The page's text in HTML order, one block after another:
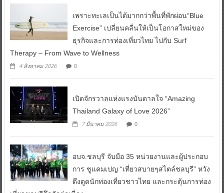
เพราะทะเลเป็นได้มากกว่าพื้นที่พักผ่อน“Blue
Exercise” เปลี่ยนคลื่นให้เป็นโอกาสใหม่ของ
ธุรกิจและการท่องเที่ยวไทย ไปกับ Surf
Therapy – From Wave to Wellness
4 สิงหาคม 2026 0
เปิดจักรวาลแห่งแรงบันดาลใจ “Amazing
Thailand Galaxy of Love 2026”
7 มีนาคม 2026 0
อบจ.ชลบุรี จับมือ 35 หน่วยงานและผู้ประกอบ
การ ชูแคมเปญ “เที่ยวสบายๆสไตล์ชลบุรี” หวัง
ดึงดูดนักท่องเที่ยวชาวไทย และกระตุ้นการท่อง